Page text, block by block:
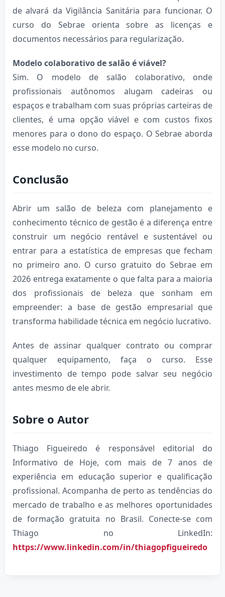
de alvará da Vigilância Sanitária para funcionar. O
curso do Sebrae orienta sobre as licenças e
documentos necessários para regularização.
Modelo colaborativo de salão é viável?
Sim. O modelo de salão colaborativo, onde
profissionais autônomos alugam cadeiras ou
espaços e trabalham com suas próprias carteiras de
clientes, é uma opção viável e com custos fixos
menores para o dono do espaço. O Sebrae aborda
esse modelo no curso.
Conclusão
Abrir um salão de beleza com planejamento e
conhecimento técnico de gestão é a diferença entre
construir um negócio rentável e sustentável ou
entrar para a estatística de empresas que fecham
no primeiro ano. O curso gratuito do Sebrae em
2026 entrega exatamente o que falta para a maioria
dos profissionais de beleza que sonham em
empreender: a base de gestão empresarial que
transforma habilidade técnica em negócio lucrativo.
Antes de assinar qualquer contrato ou comprar
qualquer equipamento, faça o curso. Esse
investimento de tempo pode salvar seu negócio
antes mesmo de ele abrir.
Sobre o Autor
Thiago Figueiredo é responsável editorial do
Informativo de Hoje, com mais de 7 anos de
experiência em educação superior e qualificação
profissional. Acompanha de perto as tendências do
mercado de trabalho e as melhores oportunidades
de formação gratuita no Brasil. Conecte-se com
Thiago no LinkedIn:
https://www.linkedin.com/in/thiagopfigueiredo